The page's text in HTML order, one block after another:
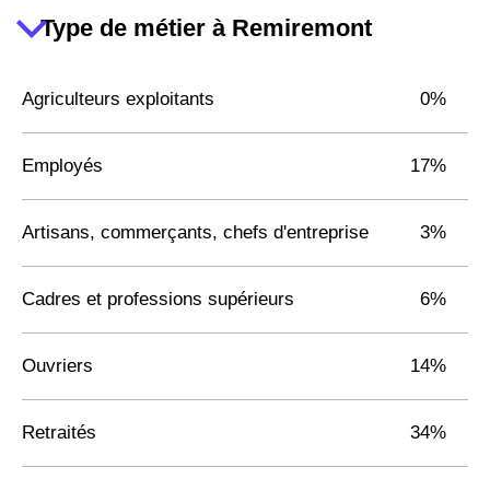
Type de métier à Remiremont
Agriculteurs exploitants 0%
Employés 17%
Artisans, commerçants, chefs d'entreprise 3%
Cadres et professions supérieurs 6%
Ouvriers 14%
Retraités 34%